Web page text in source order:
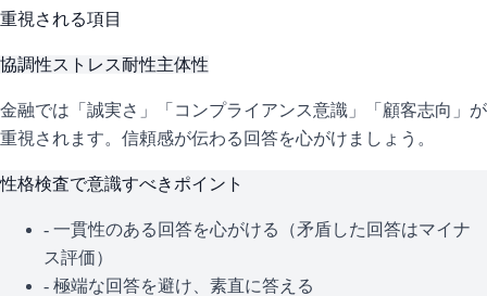
重視される項目
協調性ストレス耐性主体性
金融では「誠実さ」「コンプライアンス意識」「顧客志向」が
重視されます。信頼感が伝わる回答を心がけましょう。
性格検査で意識すべきポイント
- 一貫性のある回答を心がける（矛盾した回答はマイナ
ス評価）
- 極端な回答を避け、素直に答える